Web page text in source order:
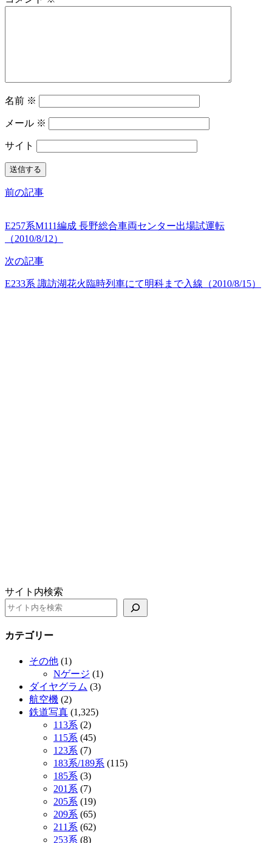
名前 ※
メール ※
サイト
前の記事
E257系M111編成 長野総合車両センター出場試運転
（2010/8/12）
次の記事
E233系 諏訪湖花火臨時列車にて明科まで入線（2010/8/15）
サイト内検索
カテゴリー
その他 (1)
Nゲージ (1)
ダイヤグラム (3)
航空機 (2)
鉄道写真 (1,325)
113系 (2)
115系 (45)
123系 (7)
183系/189系 (115)
185系 (3)
201系 (7)
205系 (19)
209系 (65)
211系 (62)
253系 (8)